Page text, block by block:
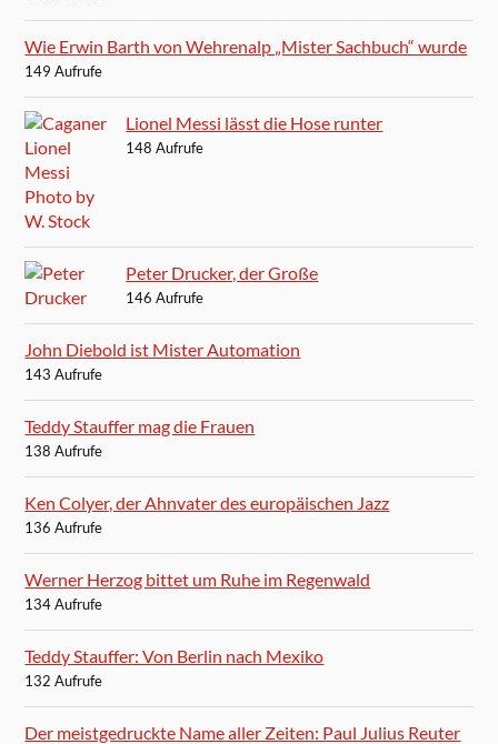
Wie Erwin Barth von Wehrenalp „Mister Sachbuch“ wurde
149 Aufrufe
Lionel Messi lässt die Hose runter
148 Aufrufe
Peter Drucker, der Große
146 Aufrufe
John Diebold ist Mister Automation
143 Aufrufe
Teddy Stauffer mag die Frauen
138 Aufrufe
Ken Colyer, der Ahnvater des europäischen Jazz
136 Aufrufe
Werner Herzog bittet um Ruhe im Regenwald
134 Aufrufe
Teddy Stauffer: Von Berlin nach Mexiko
132 Aufrufe
Der meistgedruckte Name aller Zeiten: Paul Julius Reuter